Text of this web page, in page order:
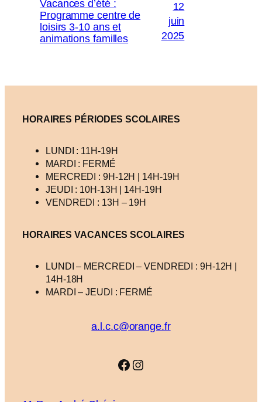
Vacances d’été :
Programme centre de
loisirs 3-10 ans et
animations familles
12
juin
2025
HORAIRES PÉRIODES SCOLAIRES
LUNDI : 11H-19H
MARDI : FERMÉ
MERCREDI : 9H-12H | 14H-19H
JEUDI : 10H-13H | 14H-19H
VENDREDI : 13H – 19H
HORAIRES VACANCES SCOLAIRES
LUNDI – MERCREDI – VENDREDI : 9H-12H |
14H-18H
MARDI – JEUDI : FERMÉ
a.l.c.c@orange.fr
Facebook Instagram